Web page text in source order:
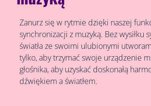
Zanurz się w rytmie dzięki naszej
synchronizacji z muzyką. Bez wysiłku
światła ze swoimi ulubionymi
tylko, aby trzymać swoje urządzenie
głośnika, aby uzyskać doskonałą
dźwiękiem a światłem.